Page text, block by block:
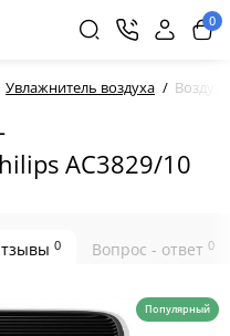
0
Увлажнитель воздуха
AC3829/10
0 Вопрос - ответ 0
Популярный